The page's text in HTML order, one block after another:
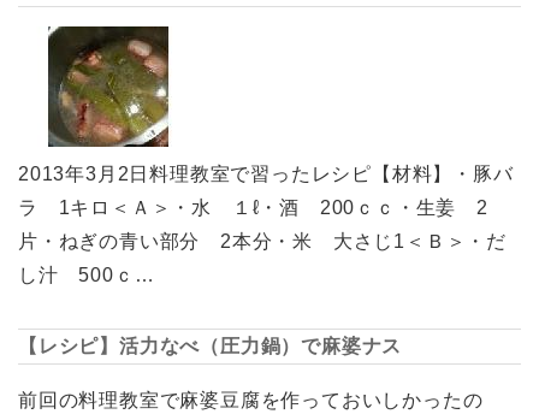
2013年3月2日料理教室で習ったレシピ【材料】・豚バ
ラ 1キロ＜Ａ＞・水 １ℓ・酒 200ｃｃ・生姜 2
片・ねぎの青い部分 2本分・米 大さじ1＜Ｂ＞・だ
し汁 500ｃ…
【レシピ】活力なべ（圧力鍋）で麻婆ナス
前回の料理教室で麻婆豆腐を作っておいしかったの